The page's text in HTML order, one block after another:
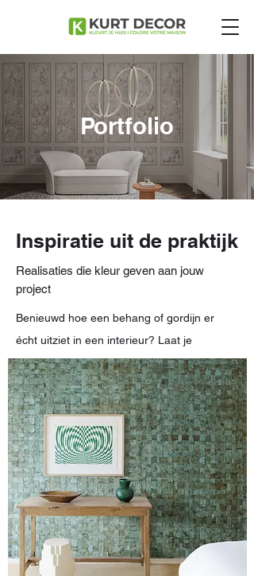
Portfolio
Inspiratie uit de praktijk
Realisaties die kleur geven aan jouw
project
Benieuwd hoe een behang of gordijn er
écht uitziet in een interieur? Laat je
inspireren door enkele recente realisaties
van tevreden klanten. Elk project toont onze
passie voor sfeer, detail en afwerking.